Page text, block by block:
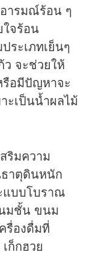
ารมณ์ร้อน ๆ
จร้อน
ระเภทเย็นๆ
จะช่วยให้
อมีปัญหาจะ
ะเป็นน้ำผลไม้
ริมความ
าตุดินหนัก
แบบโบราณ
มชั้น ขนม
รื่องดื่มที่
ก็กฮวย